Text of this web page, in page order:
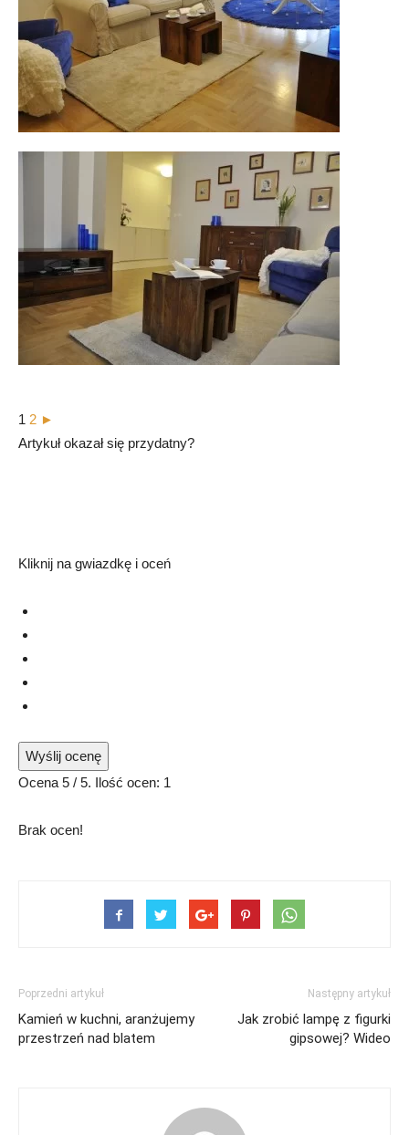
1 2 ►
Artykuł okazał się przydatny?
Kliknij na gwiazdkę i oceń
Wyślij ocenę
Ocena 5 / 5. Ilość ocen: 1
Brak ocen!
Poprzedni artykuł
Kamień w kuchni, aranżujemy
przestrzeń nad blatem
Następny artykuł
Jak zrobić lampę z figurki
gipsowej? Wideo